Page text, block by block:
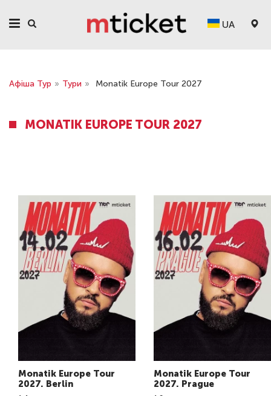
UA
Афіша Тур » Тури » Monatik Europe Tour 2027
MONATIK EUROPE TOUR 2027
Monatik Europe Tour
2027. Berlin
Monatik Europe Tour
2027. Prague